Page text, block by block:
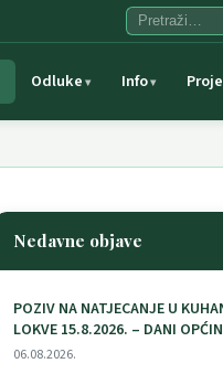
Odluke Info
Nedavne objave
POZIV NA NATJECANJE U
LOKVE 15.8.2026. – DANI
06.08.2026.